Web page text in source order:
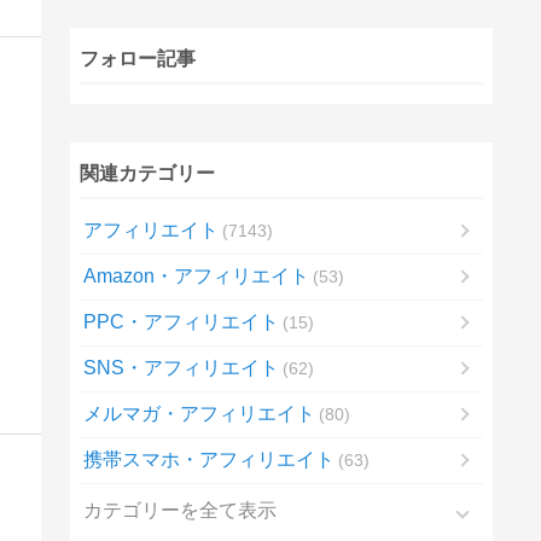
フォロー記事
関連カテゴリー
アフィリエイト 7143
Amazon・アフィリエイト 53
PPC・アフィリエイト 15
SNS・アフィリエイト 62
メルマガ・アフィリエイト 80
携帯スマホ・アフィリエイト 63
カテゴリーを全て表示